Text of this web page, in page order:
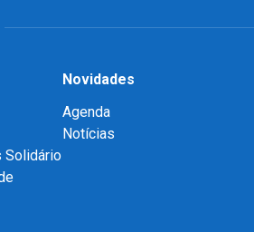
Solidário
Novidades
Agenda
Notícias